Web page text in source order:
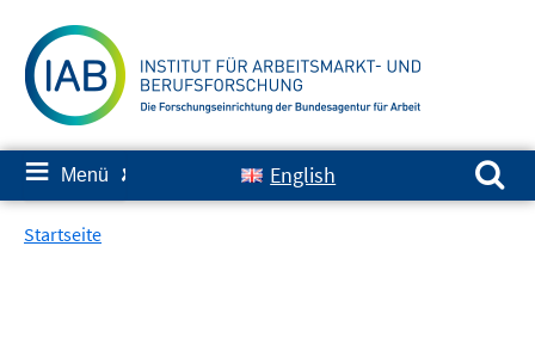
zum
Inhalt
≡ Menü ✘ English
Suchen nach:
Startseite